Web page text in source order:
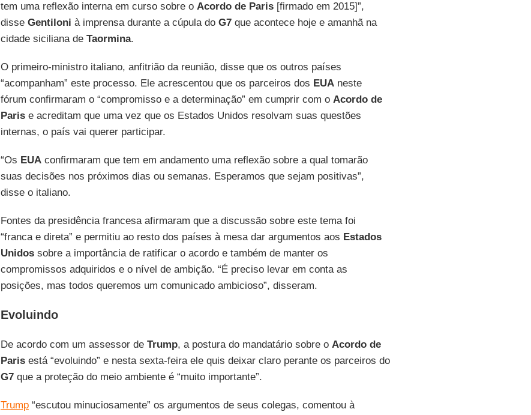
tem uma reflexão interna em curso sobre o Acordo de Paris[firmado em 2015]”,
disse Gentiloni à imprensa durante a cúpula do G7que acontece hoje e amanhã na
cidade siciliana de Taormina.
O primeiro-ministro italiano, anfitrião da reunião, disse que os outros países
“acompanham” este processo. Ele acrescentou que os parceiros dos EUAneste
fórum confirmaram o “compromisso e a determinação” em cumprir com o Acordo de
Parise acreditam que uma vez que os Estados Unidos resolvam suas questões
internas, o país vai querer participar.
“Os EUAconfirmaram que tem em andamento uma reflexão sobre a qual tomarão
suas decisões nos próximos dias ou semanas. Esperamos que sejam positivas”,
disse o italiano.
Fontes da presidência francesa afirmaram que a discussão sobre este tema foi
“franca e direta” e permitiu ao resto dos países à mesa dar argumentos aos Estados
Unidossobre a importância de ratificar o acordo e também de manter os
compromissos adquiridos e o nível de ambição. “É preciso levar em conta as
posições, mas todos queremos um comunicado ambicioso”, disseram.
Evoluindo
De acordo com um assessor de Trump, a postura do mandatário sobre o Acordo de
Parisestá “evoluindo” e nesta sexta-feira ele quis deixar claro perante os parceiros do
G7que a proteção do meio ambiente é “muito importante”.
Trump“escutou minuciosamente” os argumentos de seus colegas, comentou à